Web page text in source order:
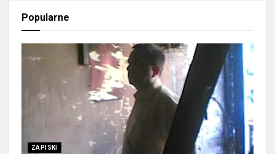
Popularne
ZAPISKI